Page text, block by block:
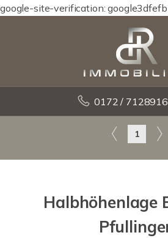
google-site-verification:
0172 / 7128916
1
Halbhöhenlage